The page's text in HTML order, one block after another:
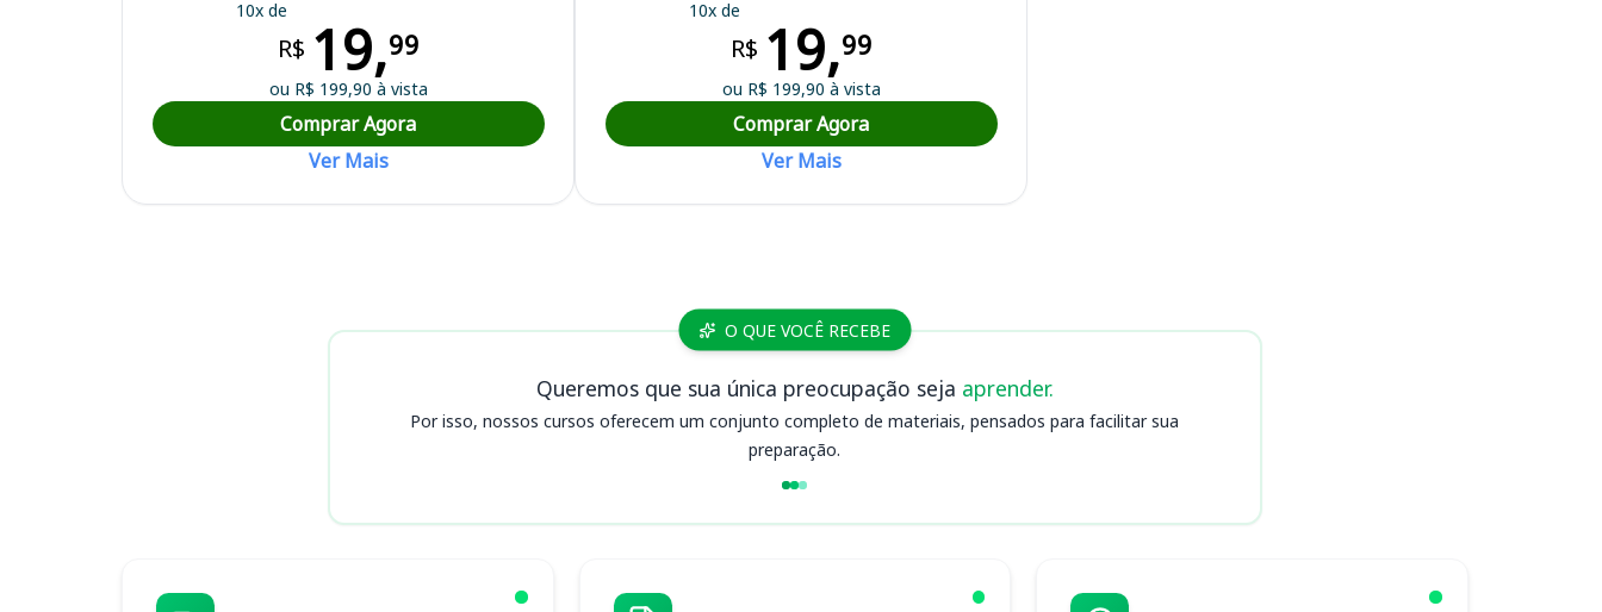
10x de
R$ 19,99
ou R$ 199,90 à vista
Comprar Agora
Ver Mais
10x de
R$ 19,99
ou R$ 199,90 à vista
Comprar Agora
Ver Mais
O QUE VOCÊ RECEBE
Queremos que sua única preocupação seja aprender.
Por isso, nossos cursos oferecem um conjunto completo de materiais, pensados para facilitar sua
preparação.